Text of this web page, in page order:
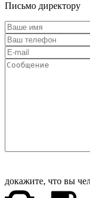
Письмо директору
докажите, что вы